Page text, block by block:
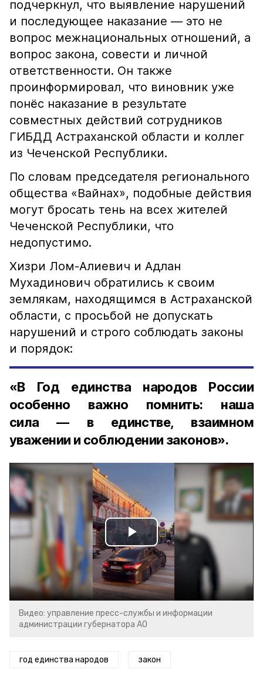
подчеркнул, что выявление нарушений
и последующее наказание — это не
вопрос межнациональных отношений, а
вопрос закона, совести и личной
ответственности. Он также
проинформировал, что виновник уже
понёс наказание в результате
совместных действий сотрудников
ГИБДД Астраханской области и коллег
из Чеченской Республики.
По словам председателя регионального
общества «Вайнах», подобные действия
могут бросать тень на всех жителей
Чеченской Республики, что
недопустимо.
Хизри Лом-Алиевич и Адлан
Мухадинович обратились к своим
землякам, находящимся в Астраханской
области, с просьбой не допускать
нарушений и строго соблюдать законы
и порядок:
«В Год единства народов России
особенно важно помнить: наша
сила — в единстве, взаимном
уважении и соблюдении законов».
Play
Video
Видео: управление пресс-службы и информации
администрации губернатора АО
год единства народов закон